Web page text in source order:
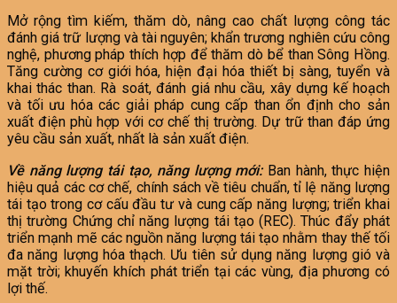
Mở rộng tìm kiếm, thăm dò, nâng cao chất lượng công tác
đánh giá trữ lượng và tài nguyên; khẩn trương nghiên cứu công
nghệ, phương pháp thích hợp để thăm dò bể than Sông Hồng.
Tăng cường cơ giới hóa, hiện đại hóa thiết bị sàng, tuyển và
khai thác than. Rà soát, đánh giá nhu cầu, xây dựng kế hoạch
và tối ưu hóa các giải pháp cung cấp than ổn định cho sản
xuất điện phù hợp với cơ chế thị trường. Dự trữ than đáp ứng
yêu cầu sản xuất, nhất là sản xuất điện.
Về năng lượng tái tạo, năng lượng mới:Ban hành, thực hiện
hiệu quả các cơ chế, chính sách về tiêu chuẩn, tỉ lệ năng lượng
tái tạo trong cơ cấu đầu tư và cung cấp năng lượng; triển khai
thị trường Chứng chỉ năng lượng tái tạo (REC). Thúc đẩy phát
triển mạnh mẽ các nguồn năng lượng tái tạo nhằm thay thế tối
đa năng lượng hóa thạch. Ưu tiên sử dụng năng lượng gió và
mặt trời; khuyến khích phát triển tại các vùng, địa phương có
lợi thế.